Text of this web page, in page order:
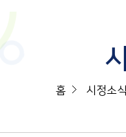
홈 시정소식